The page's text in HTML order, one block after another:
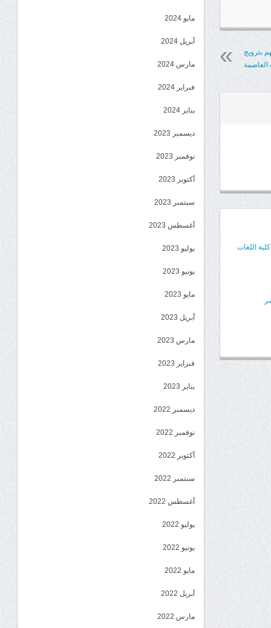
بترويج
اللغات
مايو 2024
أبريل 2024
مارس 2024
فبراير 2024
يناير 2024
ديسمبر 2023
نوفمبر 2023
أكتوبر 2023
سبتمبر 2023
أغسطس 2023
يوليو 2023
يونيو 2023
مايو 2023
أبريل 2023
مارس 2023
فبراير 2023
يناير 2023
ديسمبر 2022
نوفمبر 2022
أكتوبر 2022
سبتمبر 2022
أغسطس 2022
يوليو 2022
يونيو 2022
مايو 2022
أبريل 2022
مارس 2022